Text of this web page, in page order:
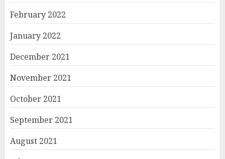
February 2022
January 2022
December 2021
November 2021
October 2021
September 2021
August 2021